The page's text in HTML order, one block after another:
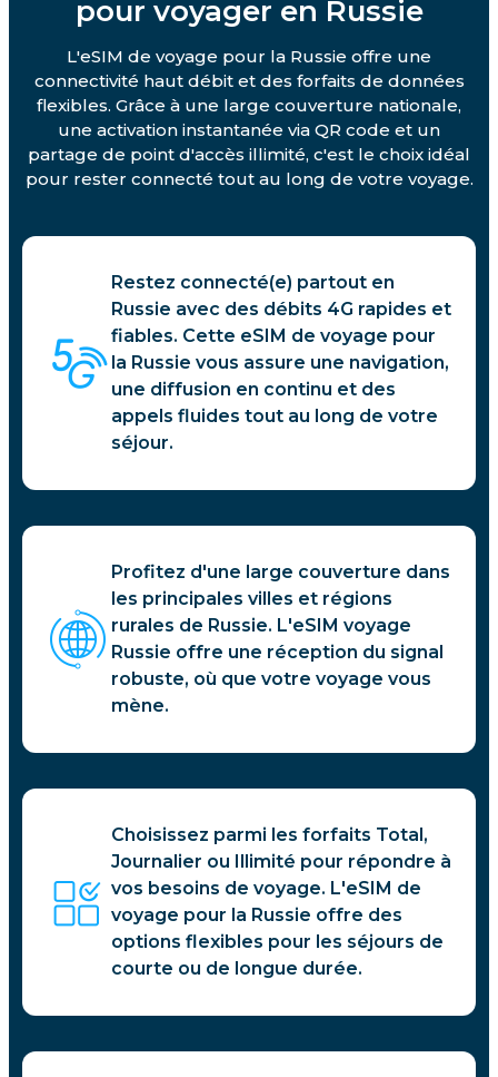
pour voyager en Russie
L'eSIM de voyage pour la Russie offre une
connectivité haut débit et des forfaits de données
flexibles. Grâce à une large couverture nationale,
une activation instantanée via QR code et un
partage de point d'accès illimité, c'est le choix idéal
pour rester connecté tout au long de votre voyage.
Restez connecté(e) partout en
Russie avec des débits 4G rapides et
fiables. Cette eSIM de voyage pour
la Russie vous assure une navigation,
une diffusion en continu et des
appels fluides tout au long de votre
séjour.
Profitez d'une large couverture dans
les principales villes et régions
rurales de Russie. L'eSIM voyage
Russie offre une réception du signal
robuste, où que votre voyage vous
mène.
Choisissez parmi les forfaits Total,
Journalier ou Illimité pour répondre à
vos besoins de voyage. L'eSIM de
voyage pour la Russie offre des
options flexibles pour les séjours de
courte ou de longue durée.